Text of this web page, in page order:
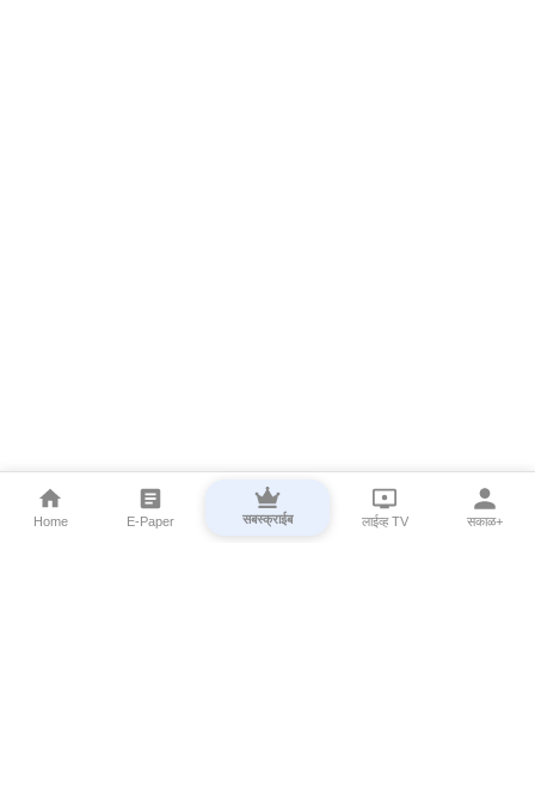
Home E-Paper सबस्क्राईब लाईव्ह TV सकाळ+